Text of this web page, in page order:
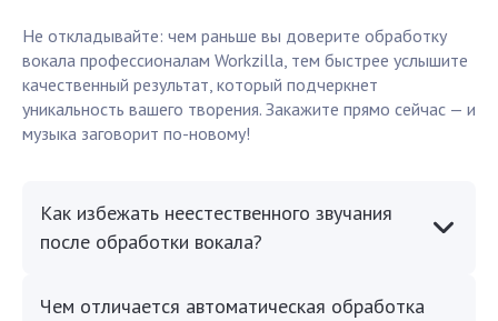
Не откладывайте: чем раньше вы доверите обработку
вокала профессионалам Workzilla, тем быстрее услышите
качественный результат, который подчеркнет
уникальность вашего творения. Закажите прямо сейчас — и
музыка заговорит по-новому!
Как избежать неестественного звучания
после обработки вокала?
Чем отличается автоматическая обработка